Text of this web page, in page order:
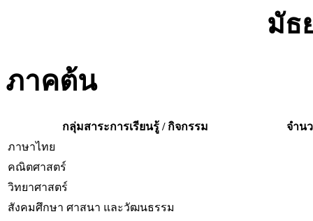
มัธ
ภาคต้น
กลุ่มสาระการเรียนรู้ / กิจกรรม
จำน
ภาษาไทย
คณิตศาสตร์
วิทยาศาสตร์
สังคมศึกษา ศาสนา และวัฒนธรรม